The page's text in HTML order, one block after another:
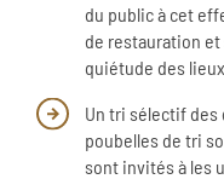
du public à cet
de restauration
quiétude des
Un tri sélectif des
poubelles de tri
sont invités à les